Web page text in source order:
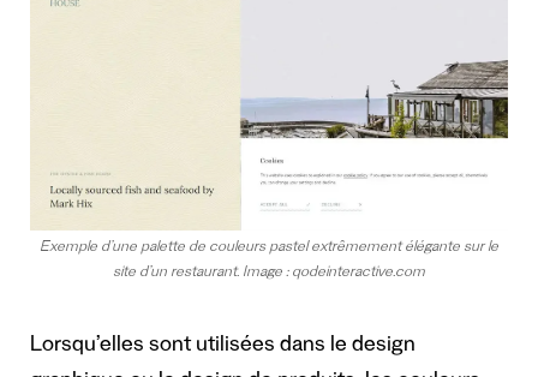
Exemple d’une palette de couleurs pastel extrêmement élégante sur le
site d’un restaurant. Image : qodeinteractive.com
Lorsqu’elles sont utilisées dans le design